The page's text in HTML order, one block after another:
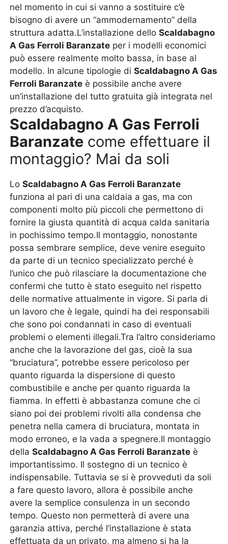
nel momento in cui si vanno a sostituire c’è
bisogno di avere un “ammodernamento” della
struttura adatta.L’installazione delloScaldabagno
A Gas Ferroli Baranzate per i modelli economici
può essere realmente molto bassa, in base al
modello. In alcune tipologie diScaldabagno A Gas
Ferroli Baranzate è possibile anche avere
un’installazione del tutto gratuita già integrata nel
prezzo d’acquisto.
Scaldabagno A Gas Ferroli
Baranzate come effettuare il
montaggio? Mai da soli
LoScaldabagno A Gas Ferroli Baranzate
funziona al pari di una caldaia a gas, ma con
componenti molto più piccoli che permettono di
fornire la giusta quantità di acqua calda sanitaria
in pochissimo tempo.Il montaggio, nonostante
possa sembrare semplice, deve venire eseguito
da parte di un tecnico specializzato perché è
l’unico che può rilasciare la documentazione che
confermi che tutto è stato eseguito nel rispetto
delle normative attualmente in vigore. Si parla di
un lavoro che è legale, quindi ha dei responsabili
che sono poi condannati in caso di eventuali
problemi o elementi illegali.Tra l’altro consideriamo
anche che la lavorazione del gas, cioè la sua
“bruciatura”, potrebbe essere pericoloso per
quanto riguarda la dispersione di questo
combustibile e anche per quanto riguarda la
fiamma. In effetti è abbastanza comune che ci
siano poi dei problemi rivolti alla condensa che
penetra nella camera di bruciatura, montata in
modo erroneo, e la vada a spegnere.Il montaggio
dellaScaldabagno A Gas Ferroli Baranzate è
importantissimo. Il sostegno di un tecnico è
indispensabile. Tuttavia se si è provveduti da soli
a fare questo lavoro, allora è possibile anche
avere la semplice consulenza in un secondo
tempo. Questo non permetterà di avere una
garanzia attiva, perché l’installazione è stata
effettuata da un privato, ma almeno si ha la